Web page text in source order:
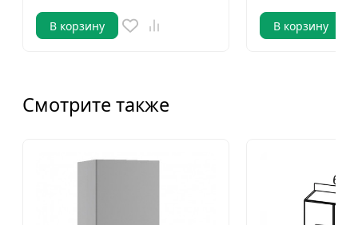
В корзину В корзину
Смотрите также